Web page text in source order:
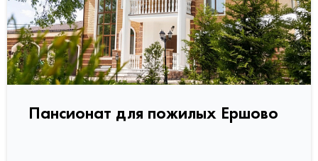
Пансионат для пожилых Ершово